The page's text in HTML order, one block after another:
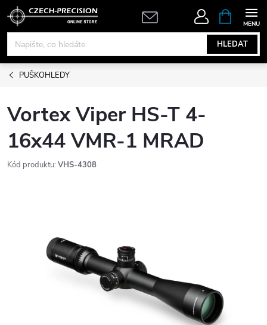
Přejít
obsah
HLEDAT
NÁKUPNÍ
KOŠÍK
PUŠKOHLEDY
Vortex Viper HS-T 4-
16x44 VMR-1 MRAD
Kód produktu: VHS-4308